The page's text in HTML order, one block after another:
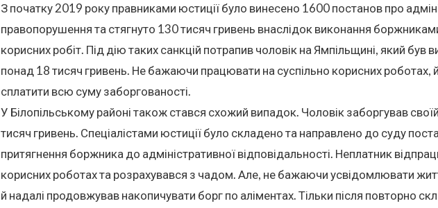
З початку 2019 року правниками юстиції було винесено 1600 постанов про
правопорушення та стягнуто 130 тисяч гривень внаслідок виконання
корисних робіт. Під дію таких санкцій потрапив чоловік на Ямпільщині, який був
понад 18 тисяч гривень. Не бажаючи працювати на суспільно корисних роботах,
сплатити всю суму заборгованості.
У Білопільському районі також стався схожий випадок. Чоловік заборгував
тисяч гривень. Спеціалістами юстиції було складено та направлено до суду
притягнення боржника до адміністративної відповідальності. Неплатник
корисних роботах та розрахувався з чадом. Але, не бажаючи усвідомлювати
й надалі продовжував накопичувати борг по аліментах. Тільки після повторно